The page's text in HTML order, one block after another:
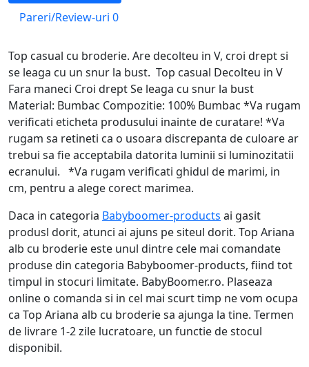
Pareri/Review-uri 0
Top casual cu broderie. Are decolteu in V, croi drept si
se leaga cu un snur la bust. Top casual Decolteu in V
Fara maneci Croi drept Se leaga cu snur la bust
Material: Bumbac Compozitie: 100% Bumbac *Va rugam
verificati eticheta produsului inainte de curatare! *Va
rugam sa retineti ca o usoara discrepanta de culoare ar
trebui sa fie acceptabila datorita luminii si luminozitatii
ecranului. *Va rugam verificati ghidul de marimi, in
cm, pentru a alege corect marimea.
Daca in categoria Babyboomer-products ai gasit
produsl dorit, atunci ai ajuns pe siteul dorit. Top Ariana
alb cu broderie este unul dintre cele mai comandate
produse din categoria Babyboomer-products, fiind tot
timpul in stocuri limitate. BabyBoomer.ro. Plaseaza
online o comanda si in cel mai scurt timp ne vom ocupa
ca Top Ariana alb cu broderie sa ajunga la tine. Termen
de livrare 1-2 zile lucratoare, un functie de stocul
disponibil.